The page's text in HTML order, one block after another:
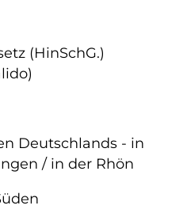
(HinSchG.)
Deutschlands - in
/ in der Rhön